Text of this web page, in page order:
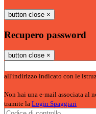
button close ×
Recupero password
button close ×
all'indirizzo indicato con le
Non hai una e-mail associata al
tramite la Login Spaggiari